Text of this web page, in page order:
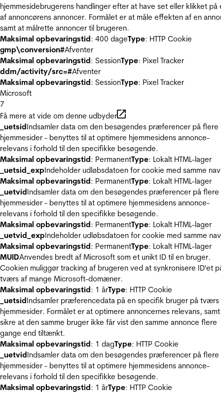
hjemmesidebrugerens handlinger efter at have set eller klikket på
af annoncørens annoncer. Formålet er at måle effekten af en
samt at målrette annoncer til brugeren.
Maksimal opbevaringstid: 400 dageType: HTTP Cookie
gmp\conversion#Afventer
Maksimal opbevaringstid: SessionType: Pixel Tracker
ddm/activity/src=#Afventer
Maksimal opbevaringstid: SessionType: Pixel Tracker
Microsoft
7
Få mere at vide om denne udbyder
_uetsidIndsamler data om den besøgendes præferencer på flere
hjemmesider - benyttes til at optimere hjemmesidens annonce-
relevans i forhold til den specifikke besøgende.
Maksimal opbevaringstid: PermanentType: Lokalt HTML-lager
_uetsid_expIndeholder udløbsdatoen for cookie med samme
Maksimal opbevaringstid: PermanentType: Lokalt HTML-lager
_uetvidIndsamler data om den besøgendes præferencer på flere
hjemmesider - benyttes til at optimere hjemmesidens annonce-
relevans i forhold til den specifikke besøgende.
Maksimal opbevaringstid: PermanentType: Lokalt HTML-lager
_uetvid_expIndeholder udløbsdatoen for cookie med samme
Maksimal opbevaringstid: PermanentType: Lokalt HTML-lager
MUIDAnvendes bredt af Microsoft som et unikt ID til en bruger.
Cookien muliggør tracking af brugeren ved at synkronisere ID'et
tværs af mange Microsoft-domæner.
Maksimal opbevaringstid: 1 årType: HTTP Cookie
_uetsidIndsamler præferencedata på en specifik bruger på tværs
hjemmesider. Formålet er at optimere annoncernes relevans, samt
sikre at den samme bruger ikke får vist den samme annonce flere
gange end tiltænkt.
Maksimal opbevaringstid: 1 dagType: HTTP Cookie
_uetvidIndsamler data om den besøgendes præferencer på flere
hjemmesider - benyttes til at optimere hjemmesidens annonce-
relevans i forhold til den specifikke besøgende.
Maksimal opbevaringstid: 1 årType: HTTP Cookie